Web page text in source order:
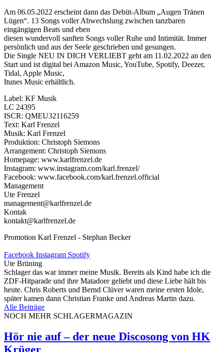
Am 06.05.2022 erscheint dann das Debüt-Album „Augen Tränen
Lügen“. 13 Songs voller Abwechslung zwischen tanzbaren
eingängigen Beats und eben
diesen wundervoll sanften Songs voller Ruhe und Intimität. Immer
persönlich und aus der Seele geschrieben und gesungen.
Die Single NEU IN DICH VERLIEBT geht am 11.02.2022 an den
Start und ist digital bei Amazon Music, YouTube, Spotify, Deezer,
Tidal, Apple Music,
Itunes Music erhältlich.
Label: KF Musik
LC 24395
ISCR: QMEU32116259
Text: Karl Frenzel
Musik: Karl Frenzel
Produktion: Christoph Siemons
Arrangement: Christoph Siemons
Homepage: www.karlfrenzel.de
Instagram: www.instagram.com/karl.frenzel/
Facebook: www.facebook.com/karl.frenzel.official
Management
Ute Frenzel
management@karlfrenzel.de
Kontak
kontakt@karlfrenzel.de
Promotion Karl Frenzel - Stephan Becker
Facebook Instagram Spotify
Ute Brüning
Schlager das war immer meine Musik. Bereits als Kind habe ich die
ZDF-Hitparade und ihre Matadore geliebt und diese Liebe hält bis
heute. Chris Roberts und Bernd Clüver waren meine ersten Idole,
später kamen dann Christian Franke und Andreas Martin dazu.
Alle Beiträge
NOCH MEHR SCHLAGERMAGAZIN
Hör nie auf – der neue Discosong von HK
Krüger